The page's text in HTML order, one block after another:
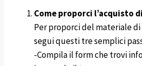
Come proporci l’acquisto
Per proporci del materiale
segui questi tre semplici
-Compila il form che trovi